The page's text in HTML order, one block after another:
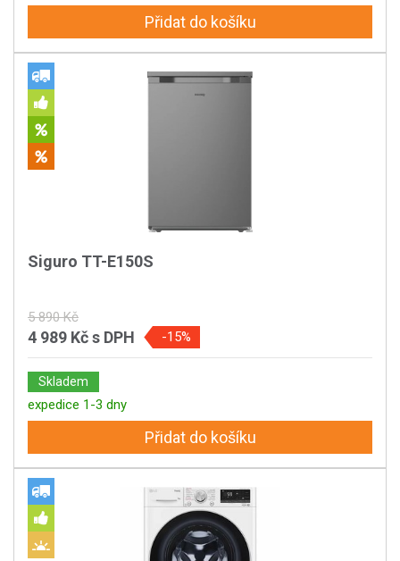
Přidat do košíku
Siguro TT-E150S
5 890 Kč
4 989 Kčs DPH -15%
Skladem
expedice 1-3 dny
Přidat do košíku